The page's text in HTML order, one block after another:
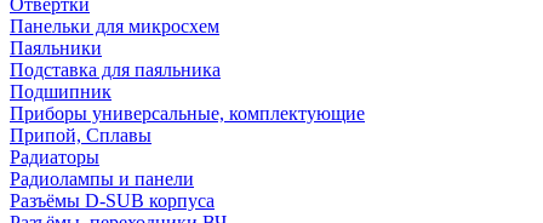
Отвертки
Панельки для микросхем
Паяльники
Подставка для паяльника
Подшипник
Приборы универсальные, комплектующие
Припой, Сплавы
Радиаторы
Радиолампы и панели
Разъёмы D-SUB корпуса